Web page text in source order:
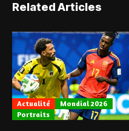
Related Articles
Actualité
Mondial 2026
Portraits